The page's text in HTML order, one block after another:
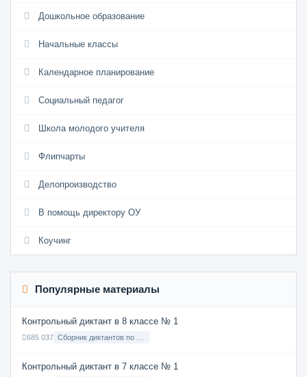
Дошкольное образование
Начальные классы
Календарное планирование
Социальный педагог
Школа молодого учителя
Флипчарты
Делопроизводство
В помощь директору ОУ
Коучинг
Популярные материалы
Контрольный диктант в 8 классе № 1
685 037
Контрольный диктант в 7 классе № 1